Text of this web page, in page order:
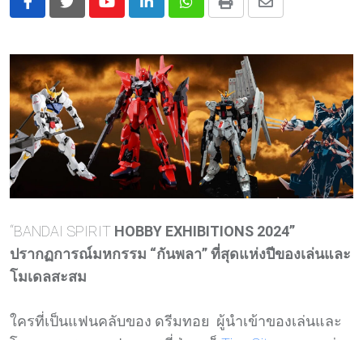
YoutubeLinkedInWhatsapp
Print
Share
Email
“BANDAI SPIRIT HOBBY EXHIBITIONS 2024”
ปรากฏการณ์มหกรรม “กันพลา” ที่สุดแห่งปีของเล่นและ
โมเดลสะสม
ใครที่เป็นแฟนคลับของ ดรีมทอย ผู้นำเข้าของเล่นและ